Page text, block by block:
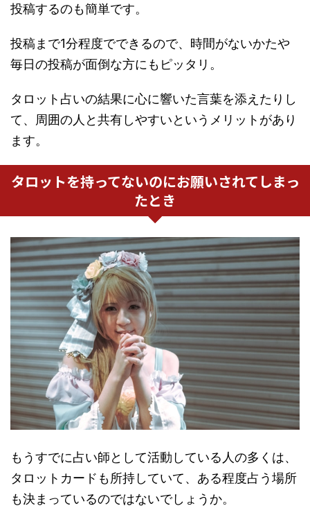
投稿するのも簡単です。
投稿まで1分程度でできるので、時間がないかたや
毎日の投稿が面倒な方にもピッタリ。
タロット占いの結果に心に響いた言葉を添えたりし
て、周囲の人と共有しやすいというメリットがあり
ます。
タロットを持ってないのにお願いされてしまっ
たとき
もうすでに占い師として活動している人の多くは、
タロットカードも所持していて、ある程度占う場所
も決まっているのではないでしょうか。